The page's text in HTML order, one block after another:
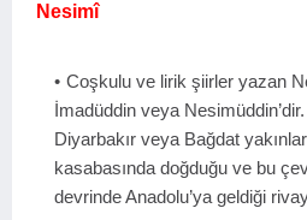
Nesimî
Coşkulu ve lirik şiirler yazan
İmadüddin veya
Diyarbakır veya Bağdat
kasabasında doğduğu ve bu
devrinde Anadolu’ya geldiği